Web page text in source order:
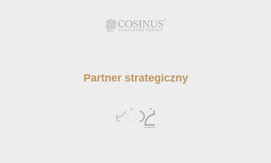
Partner strategiczny